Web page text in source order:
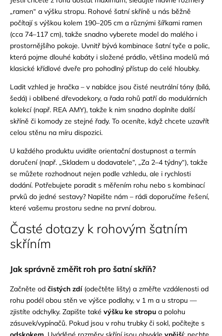
„ramen“ a výšku stropu. Rohové šatní skříně u nás běžně
počítají s výškou kolem 190–205 cm a různými šířkami ramen
(cca 74–117 cm), takže snadno vyberete model do malého i
prostornějšího pokoje. Uvnitř bývá kombinace šatní tyče a polic,
která pojme dlouhé kabáty i složené prádlo, většina modelů má
klasické křídlové dveře pro pohodlný přístup do celé hloubky.
Ladit vzhled je hračka – v nabídce jsou čisté neutrální tóny (bílá,
šedá) i oblíbené dřevodekory, a řada rohů patří do modulárních
kolekcí (např. REA AMY), takže k nim snadno doplníte další
skříně či komody ze stejné řady. To oceníte, když chcete uzavřít
celou stěnu na míru dispozici.
U každého produktu uvidíte orientační dostupnost a termín
doručení (např. „Skladem u dodavatele“, „Za 2–4 týdny“), takže
se můžete rozhodnout nejen podle vzhledu, ale i rychlosti
dodání. Potřebujete poradit s měřením rohu nebo s kombinací
prvků do jedné sestavy? Napište nám – rádi doporučíme řešení,
které vašemu prostoru sedne na první dobrou.
Časté dotazy k rohovým šatním
skříním
Jak správně změřit roh pro šatní skříň?
Začněte od čistých zdí(odečtěte lišty) a změřte vzdálenosti od
rohu podél obou stěn ve výšce podlahy, v 1 m a u stropu —
zjistíte odchylky. Zapište také výšku ke stropu a polohu
zásuvek/vypínačů. Pokud jsou v rohu trubky či sokl, počítejte s